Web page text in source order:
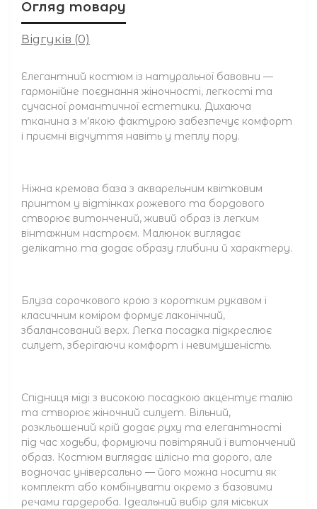
Огляд товару
Відгуків (0)
Елегантний костюм із натуральної бавовни —
гармонійне поєднання жіночності, легкості та
сучасної романтичної естетики. Дихаюча
тканина з м’якою фактурою забезпечує комфорт
і приємні відчуття навіть у теплу пору.
Ніжна кремова база з акварельним квітковим
принтом у відтінках рожевого та бордового
створює витончений, живий образ із легким
вінтажним настроєм. Малюнок виглядає
делікатно та додає образу глибини й характеру.
Блуза сорочкового крою з коротким рукавом і
класичним коміром формує лаконічний,
збалансований верх. Легка посадка підкреслює
силует, зберігаючи комфорт і невимушеність.
Спідниця міді з високою посадкою акцентує талію
та створює жіночний силует. Вільний,
розкльошений крій додає руху та елегантності
під час ходьби, формуючи повітряний і витончений
образ. Костюм виглядає цілісно та дорого, але
водночас універсально — його можна носити як
комплект або комбінувати окремо з базовими
речами гардероба. Ідеальний вибір для міських